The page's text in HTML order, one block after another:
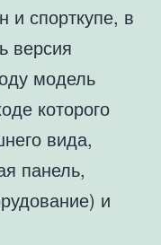
и спорткупе, в
версия
модель
которого
вида,
панель,
и